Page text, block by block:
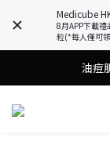
Medicube
8月APP下載
粒(*每人僅可
謝
謝
油痘